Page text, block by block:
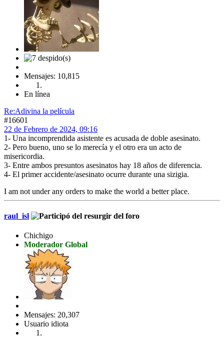
Mensajes: 10,815
En línea
Re:Adivina la película
#16601
22 de Febrero de 2024, 09:16
1- Una incomprendida asistente es acusada de doble asesinato.
2- Pero bueno, uno se lo merecía y el otro era un acto de
misericordia.
3- Entre ambos presuntos asesinatos hay 18 años de diferencia.
4- El primer accidente/asesinato ocurre durante una sizigia.
I am not under any orders to make the world a better place.
raul_isl
Chichigo
Moderador Global
Mensajes: 20,307
Usuario idiota